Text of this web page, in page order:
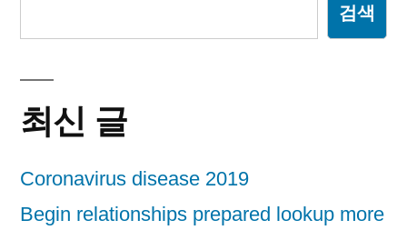
검색
최신 글
Coronavirus disease 2019
Begin relationships prepared lookup more